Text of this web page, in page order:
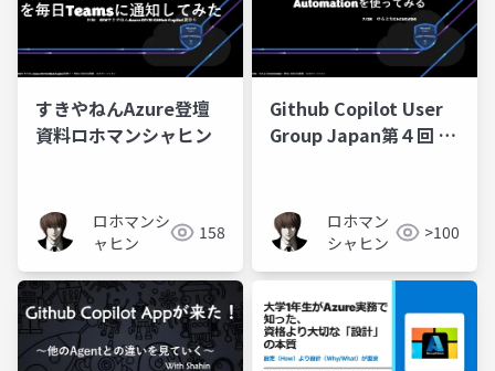
すきやねんAzure登壇
資料ロホマンシャヒン
ロホマンシ
ャヒン
158
Github Copilot User
Group Japan第４回 登
ロホマン
シャヒン
>100